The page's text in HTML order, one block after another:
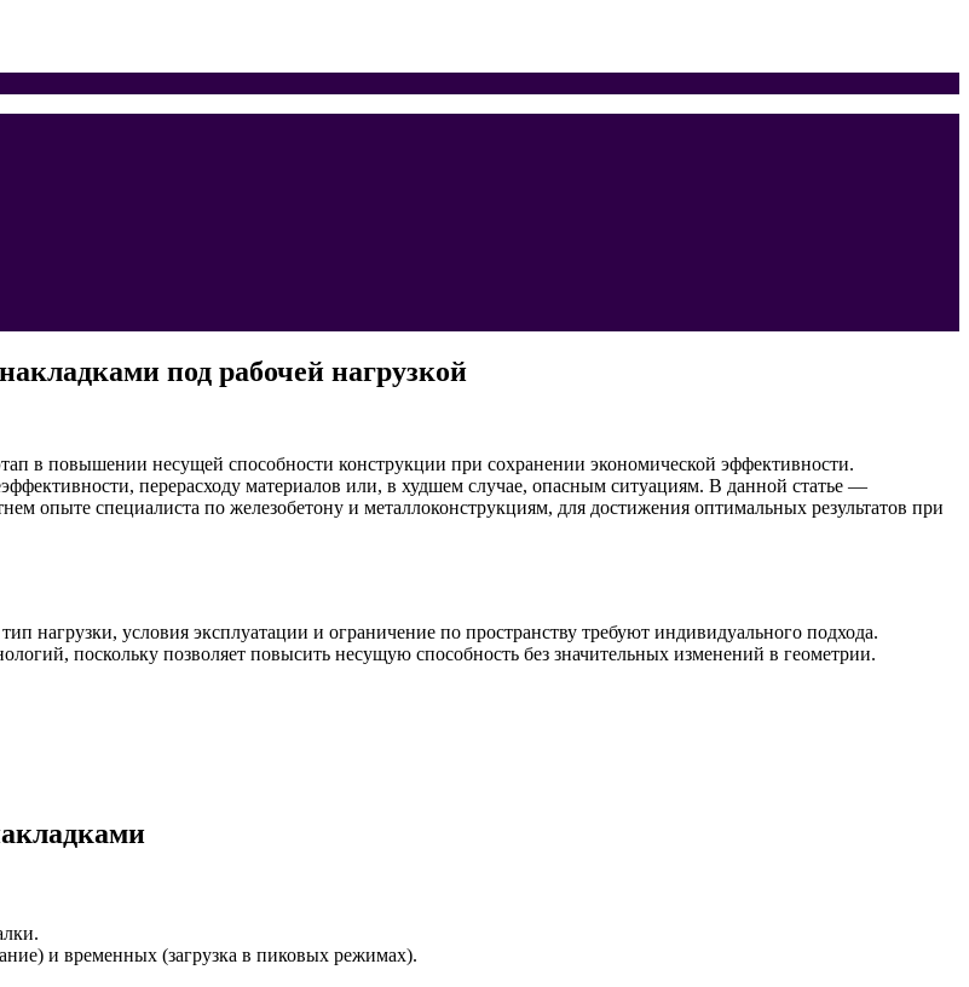
под рабочей нагрузкой
в повышении несущей способности конструкции при сохранении экономической эффективности.
перерасходу материалов или, в худшем случае, опасным ситуациям. В данной статье —
опыте специалиста по железобетону и металлоконструкциям, для достижения оптимальных результатов при
нагрузки, условия эксплуатации и ограничение по пространству требуют индивидуального подхода.
поскольку позволяет повысить несущую способность без значительных изменений в геометрии.
и временных (загрузка в пиковых режимах).